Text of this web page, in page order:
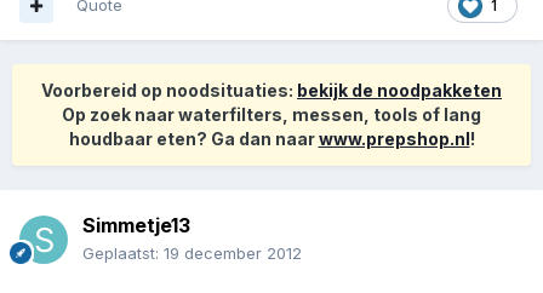
1
Quote
Voorbereid op noodsituaties: bekijk de noodpakketen
Op zoek naar waterfilters, messen, tools of lang
houdbaar eten? Ga dan naarwww.prepshop.nl!
Simmetje13
Geplaatst: 19 december 2012